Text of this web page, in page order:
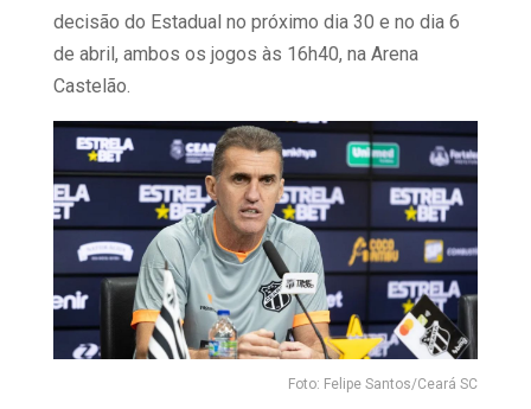
decisão do Estadual no próximo dia 30 e no dia 6
de abril, ambos os jogos às 16h40, na Arena
Castelão.
Foto: Felipe Santos/Ceará SC